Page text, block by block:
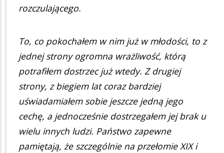
rozczulającego.
To, co pokochałem w nim już w młodości, to z
jednej strony ogromna wrażliwość, którą
potrafiłem dostrzec już wtedy. Z drugiej
strony, z biegiem lat coraz bardziej
uświadamiałem sobie jeszcze jedną jego
cechę, a jednocześnie dostrzegałem jej brak u
wielu innych ludzi. Państwo zapewne
pamiętają, że szczególnie na przełomie XIX i